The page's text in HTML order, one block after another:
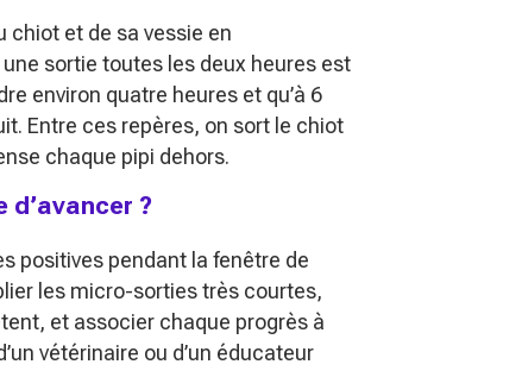
chiot et de sa vessie en
sortie toutes les deux heures est
environ quatre heures et qu’à 6
Entre ces repères, on sort le chiot
chaque pipi dehors.
?
positives pendant la fenêtre de
les micro-sorties très courtes,
et associer chaque progrès à
vétérinaire ou d’un éducateur